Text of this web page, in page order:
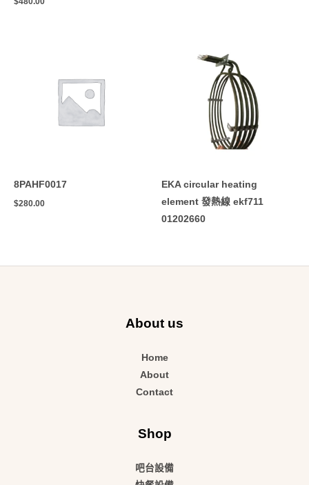
8PAHF0017
$280.00
EKA circular heating
element 發熱線 ekf711
01202660
About us
Home
About
Contact
Shop
吧台設備